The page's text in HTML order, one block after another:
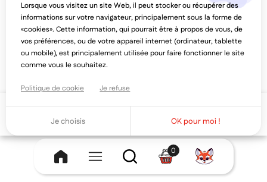
PEDIAKID
pediakid fer + vitamine b sirop goût
banane 125ml
7,48€
AJOUTER AU PANIER
MIUM LAB
mium lab multivitamines
sucres 30 gummies
8,83€
0
Lorsque vous visitez un site Web, il peut stocker ou récupérer des
informations sur votre navigateur, principalement sous la forme de
«cookies». Cette information, qui pourrait être à propos de vous, de
vos préférences, ou de votre appareil internet (ordinateur, tablette
ou mobile), est principalement utilisée pour faire fonctionner le site
comme vous le souhaitez.
Politique de cookie Je refuse
Je choisis OK pour moi !